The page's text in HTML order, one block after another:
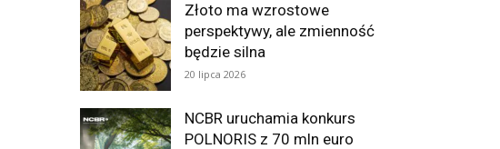
Złoto ma wzrostowe
perspektywy, ale zmienność
będzie silna
20 lipca 2026
NCBR uruchamia konkurs
POLNORIS z 70 mln euro